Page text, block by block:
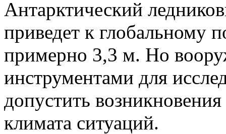
Антарктический
приведет к глобальному
примерно 3,3 м. Но
инструментами для
допустить
климата ситуаций.